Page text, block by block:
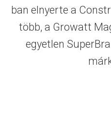
ban elnyerte a
több, a Growatt
egyetlen